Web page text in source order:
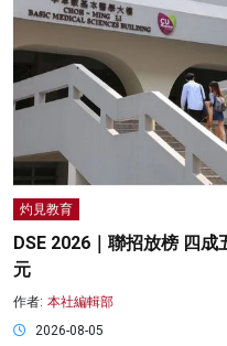
灼見教育
DSE 2026｜聯招放榜 四
元
作者: 本社編輯部
2026-08-05